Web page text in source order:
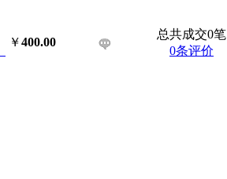
￥400.00
总共成交0笔
0条评价